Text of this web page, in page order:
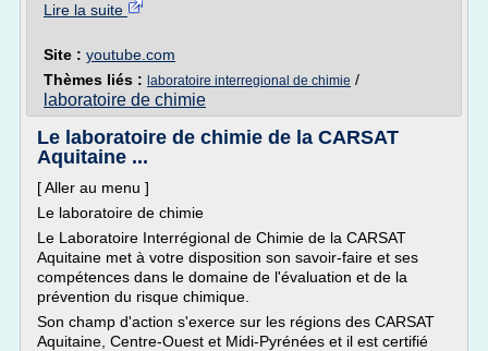
Lire la suite
Site : youtube.com
Thèmes liés : laboratoire interregional de chimie /
laboratoire de chimie
Le laboratoire de chimie de la CARSAT
Aquitaine ...
[ Aller au menu ]
Le laboratoire de chimie
Le Laboratoire Interrégional de Chimie de la CARSAT
Aquitaine met à votre disposition son savoir-faire et ses
compétences dans le domaine de l'évaluation et de la
prévention du risque chimique.
Son champ d'action s'exerce sur les régions des CARSAT
Aquitaine, Centre-Ouest et Midi-Pyrénées et il est certifié